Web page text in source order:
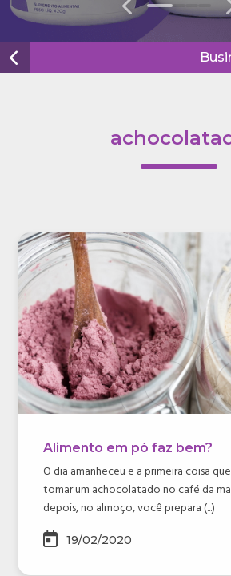
0 1 2 3
Alimento em pó faz bem?
O dia amanheceu e a primeira coisa
tomar um achocolatado no café da
depois, no almoço, você prepara (...)
19/02/2020